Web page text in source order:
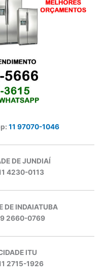
11 97070-1046
DE JUNDIAÍ
4230-0113
DE INDAIATUBA
2660-0769
ITU
2715-1926